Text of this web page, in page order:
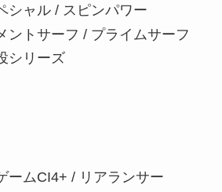
シャル / スピンパワー
ントサーフ / プライムサーフ
シリーズ
ームCI4+ / リアランサー